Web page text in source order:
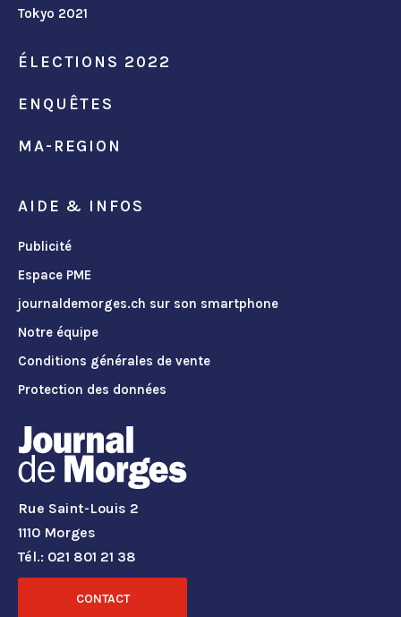
Tokyo 2021
ÉLECTIONS 2022
ENQUÊTES
MA-REGION
AIDE & INFOS
Publicité
Espace PME
journaldemorges.ch sur son smartphone
Notre équipe
Conditions générales de vente
Protection des données
Rue Saint-Louis 2
1110 Morges
Tél.: 021 801 21 38
CONTACT